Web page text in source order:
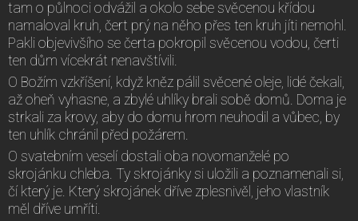
tam o půlnoci odvážil a okolo sebe svěcenou křídou
namaloval kruh, čert prý na něho přes ten kruh jíti nemohl.
Pakli objevivšího se čerta pokropil svěcenou vodou, čerti
ten dům vícekrát nenavštívili.
O Božím vzkříšení, když kněz pálil svěcené oleje, lidé čekali,
až oheň vyhasne, a zbylé uhlíky brali sobě domů. Doma je
strkali za krovy, aby do domu hrom neuhodil a vůbec, by
ten uhlík chránil před požárem.
O svatebním veselí dostali oba novomanželé po
skrojánku chleba. Ty skrojánky si uložili a poznamenali si,
čí který je. Který skrojánek dříve zplesnivěl, jeho vlastník
měl dříve umříti.